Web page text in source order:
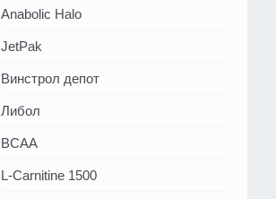
Anabolic Halo
JetPak
Винстрол депот
Либол
BCAA
L-Carnitine 1500